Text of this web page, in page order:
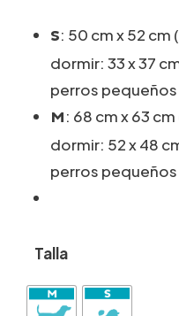
S: 50 cm x 52
dormir: 33 x 37
perros
M: 68 cm x 63
dormir: 52 x 48
perros pequeños
Talla